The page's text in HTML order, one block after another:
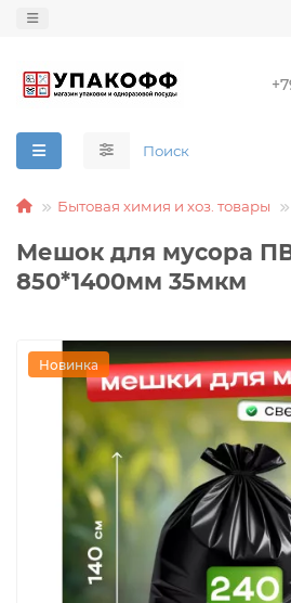
Бытовая химия и хоз. товары
Мешок для мусора
850*1400мм 35мкм
Новинка